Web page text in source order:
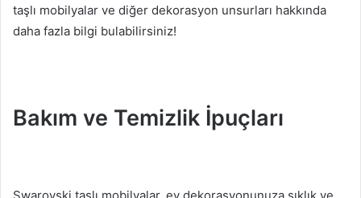
taşlı mobilyalar ve diğer dekorasyon unsurları hakkında
daha fazla bilgi bulabilirsiniz!
Bakım ve Temizlik İpuçları
Swarovski taşlı mobilyalar, ev dekorasyonunuza şıklık ve